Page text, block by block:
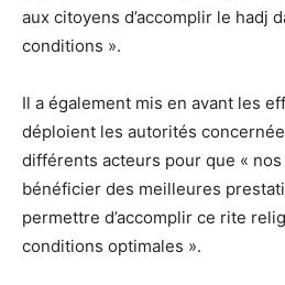
aux citoyens d’accomplir le hadj
conditions ».
Il a également mis en avant les
déploient les autorités
différents acteurs pour que «
bénéficier des meilleures
permettre d’accomplir ce rite
conditions optimales ».